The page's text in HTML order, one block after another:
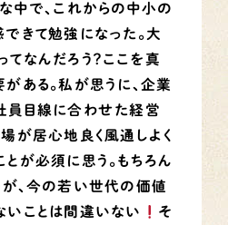
中で、これからの中小の
きて勉強になった。大
なんだろう？ここを真
ある。私が思うに、企業
員目線に合わせた経営
が居心地良く風通しよく
が必須に思う。もちろん
が、今の若い世代の価値
いことは間違いない
そ